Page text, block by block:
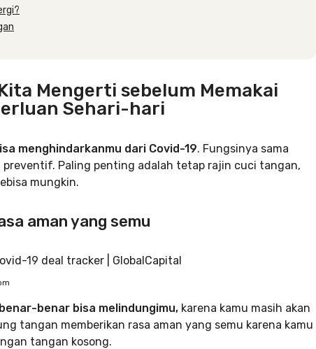
Mengerti sebelum Memakai
Sehari-hari
menghindarkanmu dari Covid-19. Fungsinya sama
preventif. Paling penting adalah tetap rajin cuci tangan,
mungkin.
aman yang semu
benar bisa melindungimu, karena kamu masih akan
tangan memberikan rasa aman yang semu karena kamu
tangan kosong.